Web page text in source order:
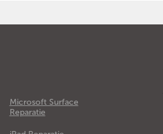
Microsoft Surface
Reparatie